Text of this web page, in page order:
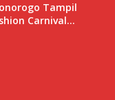
Tampil
Carnival...